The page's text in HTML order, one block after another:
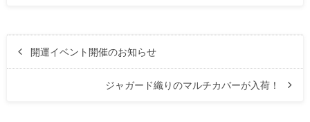
開運イベント開催のお知らせ
ジャガード織りのマルチカバーが入荷！